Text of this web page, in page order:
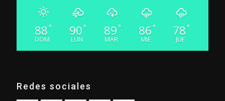
88 °
DOM
90 °
LUN
89 °
MAR
86 °
MIE
78 °
JUE
Redes sociales